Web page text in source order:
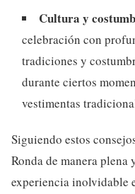
Cultura y
celebración con
tradiciones y
durante ciertos
vestimentas
Siguiendo estos
Ronda de manera
experiencia inolvidable